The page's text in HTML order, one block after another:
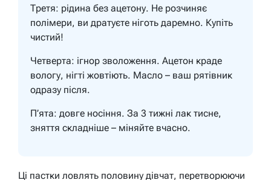
Третя: рідина без ацетону. Не розчиняє
полімери, ви дратуєте ніготь даремно. Купіть
чистий!
Четверта: ігнор зволоження. Ацетон краде
вологу, нігті жовтіють. Масло – ваш рятівник
одразу після.
П’ята: довге носіння. За 3 тижні лак тисне,
зняття складніше – міняйте вчасно.
Ці пастки ловлять половину дівчат, перетворюючи